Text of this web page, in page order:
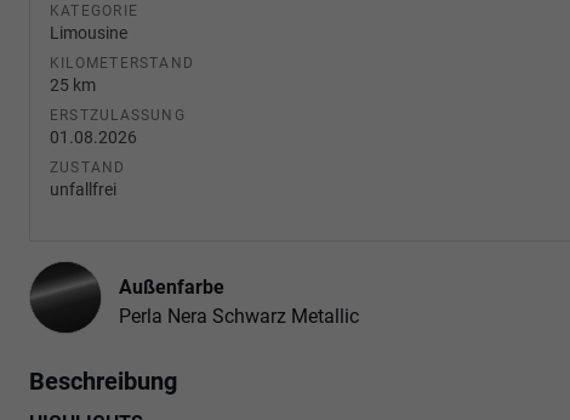
KATEGORIE
Limousine
KILOMETERSTAND
25 km
ERSTZULASSUNG
01.08.2026
ZUSTAND
unfallfrei
Außenfarbe
Perla Nera Schwarz Metallic
Beschreibung